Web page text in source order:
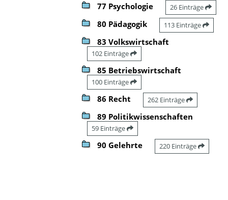
77 Psychologie 26 Einträge
80 Pädagogik 113 Einträge
83 Volkswirtschaft
102 Einträge
85 Betriebswirtschaft
100 Einträge
86 Recht 262 Einträge
89 Politikwissenschaften
59 Einträge
90 Gelehrte 220 Einträge